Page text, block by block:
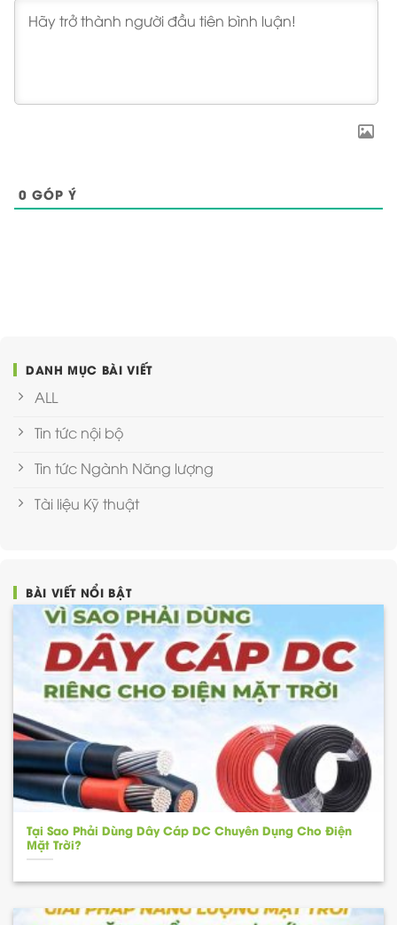
0 GÓP Ý
DANH MỤC BÀI VIẾT
ALL
Tin tức nội bộ
Tin tức Ngành Năng lượng
Tài liệu Kỹ thuật
BÀI VIẾT NỔI BẬT
Tại Sao Phải Dùng Dây Cáp DC Chuyên Dụng Cho Điện
Mặt Trời?